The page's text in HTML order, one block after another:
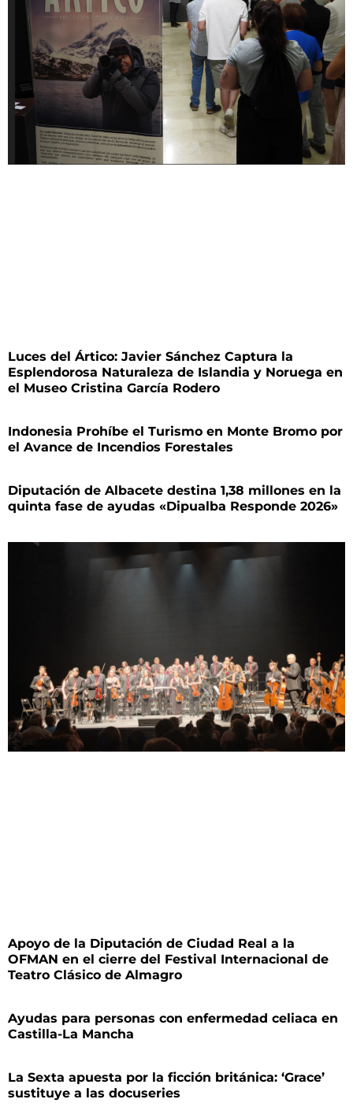
Luces del Ártico: Javier Sánchez Captura la
Esplendorosa Naturaleza de Islandia y Noruega en
el Museo Cristina García Rodero
Indonesia Prohíbe el Turismo en Monte Bromo por
el Avance de Incendios Forestales
Diputación de Albacete destina 1,38 millones en la
quinta fase de ayudas «Dipualba Responde 2026»
Apoyo de la Diputación de Ciudad Real a la
OFMAN en el cierre del Festival Internacional de
Teatro Clásico de Almagro
Ayudas para personas con enfermedad celiaca en
Castilla-La Mancha
La Sexta apuesta por la ficción británica: ‘Grace’
sustituye a las docuseries